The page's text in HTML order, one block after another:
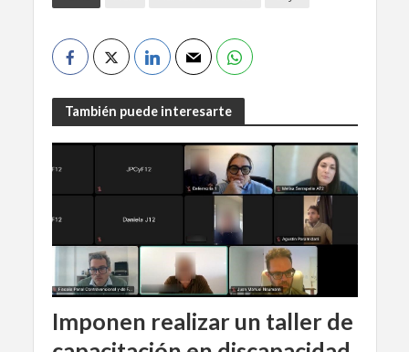
También puede interesarte
Imponen realizar un taller de